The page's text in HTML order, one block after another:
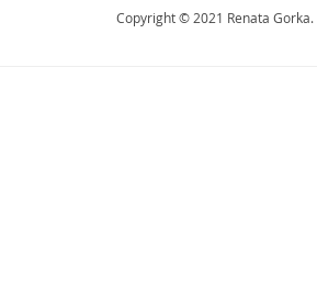
Copyright © 2021 Renata